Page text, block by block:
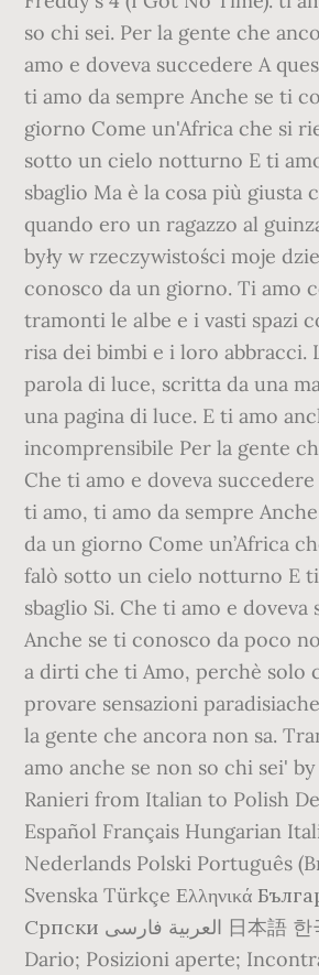
so chi sei. Per la gente che
amo e doveva succedere A
ti amo da sempre Anche se ti
giorno Come un'Africa che si
sotto un cielo notturno E ti
sbaglio Ma è la cosa più giusta
quando ero un ragazzo al
były w rzeczywistości moje
conosco da un giorno. Ti amo
tramonti le albe e i vasti spazi
risa dei bimbi e i loro abbracci.
parola di luce, scritta da una
una pagina di luce. E ti amo
incomprensibile Per la gente
Che ti amo e doveva succedere
ti amo, ti amo da sempre
da un giorno Come un’Africa
falò sotto un cielo notturno E
sbaglio Si. Che ti amo e doveva
Anche se ti conosco da poco
a dirti che ti Amo, perchè solo
provare sensazioni
la gente che ancora non sa.
amo anche se non so chi sei'
Ranieri from Italian to Polish
Español Français Hungarian
Nederlands Polski Português
Svenska Türkçe Ελληνικά
Српски العربية فارسی 日本語 한국어 La storia di
Dario; Posizioni aperte;